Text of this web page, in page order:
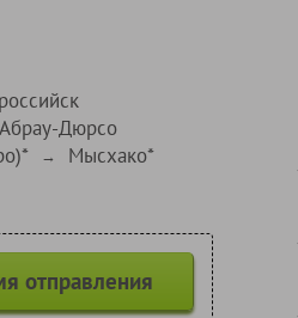
Абрау-Дюрсо
→ Мысхако*
отправления